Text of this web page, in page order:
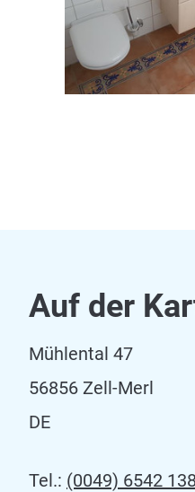
Auf der
Mühlental 47
56856 Zell-Merl
DE
Tel.: (0049) 6542